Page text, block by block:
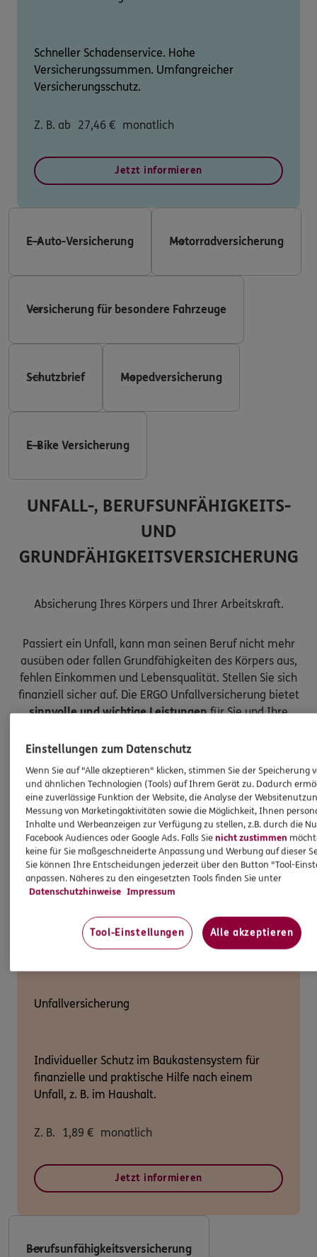
Schneller Schadenservice. Hohe
Versicherungssummen. Umfangreicher
Versicherungsschutz.
Z. B. ab 27,46 € monatlich
Jetzt informieren
E-Auto-Versicherung Motorradversicherung
Versicherung für besondere Fahrzeuge
Schutzbrief Mopedversicherung
E-Bike Versicherung
UNFALL-, BERUFSUNFÄHIGKEITS-
UND
GRUNDFÄHIGKEITSVERSICHERUNG
Absicherung Ihres Körpers und Ihrer Arbeitskraft.
Passiert ein Unfall, kann man seinen Beruf nicht mehr
ausüben oder fallen Grundfähigkeiten des Körpers aus,
fehlen Einkommen und Lebensqualität. Stellen Sie sich
finanziell sicher auf. Die ERGO Unfallversicherung bietet
sinnvolle und wichtige Leistungenfür Sie und Ihre
Unfallversicherung
Individueller Schutz im Baukastensystem für
finanzielle und praktische Hilfe nach einem
Unfall, z. B. im Haushalt.
Z. B. 1,89 € monatlich
Jetzt informieren
Berufsunfähigkeitsversicherung
Einstellungen zum Datenschutz
Wenn Sie auf "Alle akzeptieren" klicken, stimmen Sie der Speicherung
und ähnlichen Technologien (Tools) auf Ihrem Gerät zu. Dadurch
eine zuverlässige Funktion der Website, die Analyse der
Messung von Marketingaktivitäten sowie die Möglichkeit, Ihnen
Inhalte und Werbeanzeigen zur Verfügung zu stellen, z.B. durch die
Facebook Audiences oder Google Ads. Falls Sienicht zustimmen
keine für Sie maßgeschneiderte Anpassung und Werbung auf dieser
Sie können Ihre Entscheidungen jederzeit über den Button "Tool-
anpassen. Näheres zu den eingesetzten Tools finden Sie unter
Datenschutzhinweise Impressum
Tool-Einstellungen Alle akzeptieren